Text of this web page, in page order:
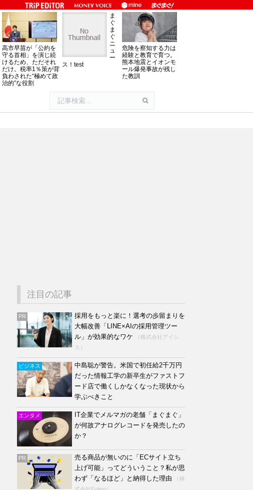
高市早苗が「公約を
守る首相」を演じ続
けるため、ただそれ
だけ。税率1％策が背
負わされた“極めて政
治的”な役割
ま
ぐ
ま
ぐ
ニ
ュ
ー
ス！test
危険を察知する力は
経験と教育で育つ。
熊本地震とイオンモ
ール爆発事故が残し
た教訓
注目の記事
PR
採用をもっと楽に！選考の歩留まりを
大幅改善「LINE×AIの採用管理ツー
ル」が効果的なワケ
（株式会社アイシ
ス）
ビジネス
中島聡が警告。米国で初任給2千万円
だった情報工学の新卒生がファストフ
ード店で働くしかなくなった現状から
学ぶべきこと
エンタメ
IT企業でメルマガの老舗「まぐまぐ」
が何故アナログレコードを発売したの
か？
PR
売る商品が無いのに「ECサイト立ち
上げ可能」ってどういうこと？私が思
わず「なるほど」と納得した理由
（株